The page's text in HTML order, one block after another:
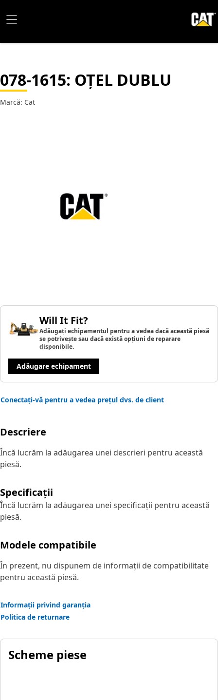
078-1615: OȚEL DUBLU
Marcă: Cat
Will It Fit?
Adăugați echipamentul pentru a vedea dacă această piesă
se potrivește sau dacă există opțiuni de reparare
disponibile.
Adăugare echipament
Conectați-vă pentru a vedea prețul dvs. de client
Descriere
Încă lucrăm la adăugarea unei descrieri pentru această
piesă.
Specificații
Încă lucrăm la adăugarea unei specificații pentru această
piesă.
Modele compatibile
În prezent, nu dispunem de informații de compatibilitate
pentru această piesă.
Informații privind garanția
Politica de returnare
Scheme piese